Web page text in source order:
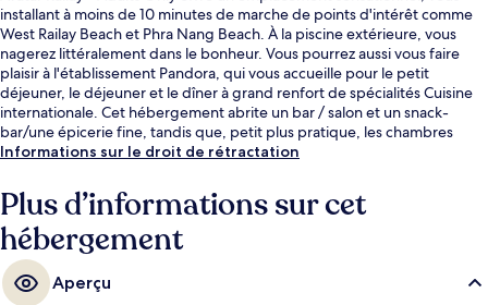
installant à moins de 10 minutes de marche de points d'intérêt comme
West Railay Beach et Phra Nang Beach. À la piscine extérieure, vous
nagerez littéralement dans le bonheur. Vous pourrez aussi vous faire
plaisir à l'établissement Pandora, qui vous accueille pour le petit
déjeuner, le déjeuner et le dîner à grand renfort de spécialités Cuisine
internationale. Cet hébergement abrite un bar / salon et un snack-
bar/une épicerie fine, tandis que, petit plus pratique, les chambres
bénéficient d'un canapé-lit et d'un réfrigérateur.
Informations sur le droit de rétractation
Plus d’informations sur cet
hébergement
Aperçu